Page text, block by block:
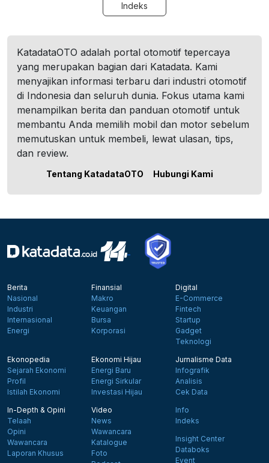
Indeks
KatadataOTO adalah portal otomotif tepercaya
yang merupakan bagian dari Katadata. Kami
menyajikan informasi terbaru dari industri otomotif
di Indonesia dan seluruh dunia. Fokus utama kami
menampilkan berita dan panduan otomotif untuk
membantu Anda memilih mobil dan motor sebelum
memutuskan untuk membeli, lewat ulasan, tips,
dan review.
Tentang KatadataOTO Hubungi Kami
Berita
Nasional
Industri
Internasional
Energi
Finansial
Makro
Keuangan
Bursa
Korporasi
Digital
E-Commerce
Fintech
Startup
Gadget
Teknologi
Ekonopedia
Sejarah Ekonomi
Profil
Istilah Ekonomi
Ekonomi Hijau
Energi Baru
Energi Sirkular
Investasi Hijau
Jurnalisme Data
Infografik
Analisis
Cek Data
In-Depth & Opini
Telaah
Opini
Wawancara
Laporan Khusus
Video
News
Wawancara
Katalogue
Foto
Info
Indeks
Insight Center
Databoks
Event